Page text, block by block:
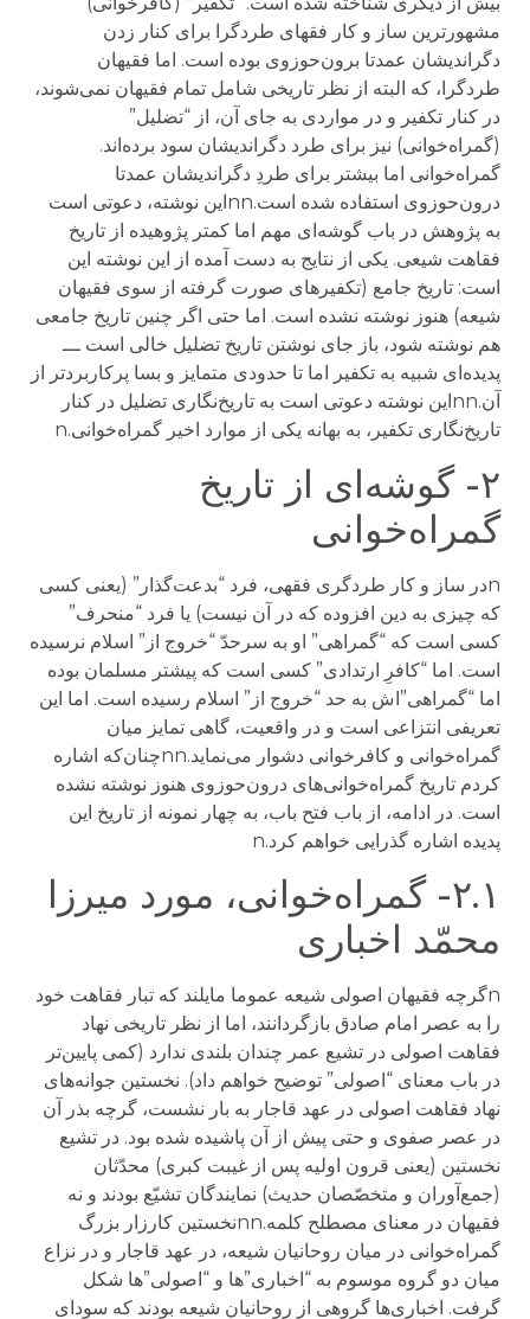
مشهورترین ساز و کار فقهای طردگرا برای کنار زدن
دگراندیشان عمدتا برون‌حوزوی بوده است. اما فقیهان
طردگرا، که البته از نظر تاریخی شامل تمام فقیهان نمی‌شوند،
در کنار تکفیر و در مواردی به جای آن، از “تضلیل”
(گمراه‌خوانی) نیز برای طرد دگراندیشان سود برده‌اند.
گمراه‌خوانی اما بیشتر برای طردِ دگراندیشان عمدتا
درون‌حوزوی استفاده شده است.nnاین نوشته، دعوتی است
به پژوهش در باب گوشه‌ای مهم اما کمتر ‌پژوهیده از تاریخ
فقاهت شیعی. یکی از نتایج به دست آمده از این نوشته این
است: تاریخ جامع (تکفیرهای صورت گرفته از سوی فقیهان
شیعه) هنوز نوشته نشده است. اما حتی اگر چنین تاریخ جامعی
هم نوشته شود، باز جای نوشتن تاریخ تضلیل خالی است ـــ
پدیده‌ای شبیه به تکفیر اما تا حدودی متمایز و بسا پرکاربردتر از
آن.nnاین نوشته دعوتی است به تاریخ‌نگاری تضلیل در کنار
تاریخ‌نگاری تکفیر،‌ به بهانه یکی از موارد اخیر گمراه‌خوانی.n
۲- گوشه‌ای از تاریخ
گمراه‌خوانی
nدر ساز و کار طردگری فقهی، فرد “بدعت‌گذار” (یعنی کسی
که چیزی به دین افزوده که در آن نیست) یا فرد “منحرف”
کسی است که “گمراهی” او به سرحدّ “خروج از” اسلام نرسیده
است. اما “کافرِ ارتدادی” کسی است که پیشتر مسلمان بوده
اما “گمراهی”اش به حد “خروج از” اسلام رسیده است. اما این
تعریفی انتزاعی است و در واقعیت، گاهی تمایز میان
گمراه‌خوانی و کافرخوانی دشوار می‌نماید.nnچنان‌که اشاره
کردم تاریخ گمراه‌خوانی‌های درون‌حوزوی هنوز نوشته نشده
است. در ادامه، از باب فتح باب، به چهار نمونه از تاریخ این
پدیده اشاره گذرایی خواهم کرد.n
۲.۱- گمراه‌خوانی، مورد میرزا
محمّد اخباری
nگرچه فقیهان اصولی شیعه عموما مایلند که تبار فقاهت خود
را به عصر امام صادق بازگردانند، اما از نظر تاریخی نهاد
فقاهت اصولی در تشیع عمر چندان بلندی ندارد (کمی پایین‌تر
در باب معنای “اصولی” توضیح خواهم داد). نخستین جوانه‌های
نهاد فقاهت اصولی در عهد قاجار به بار نشست، گرچه بذر آن
در عصر صفوی و حتی پیش از آن پاشیده شده بود. در تشیع
نخستین (یعنی قرون اولیه پس از غیبت کبری) محدّثان
(جمع‌آوران و متخصّصان حدیث) نمایندگان تشیّع بودند و نه
فقیهان در معنای مصطلح کلمه.nnنخستین کارزار بزرگ
گمراه‌خوانی در میان روحانیان شیعه، در عهد قاجار و در نزاع
میان دو گروه موسوم به “اخباری”‌ها و “اصولی”‌ها شکل
گرفت. اخباری‌ها گروهی از روحانیان شیعه بودند که سودای